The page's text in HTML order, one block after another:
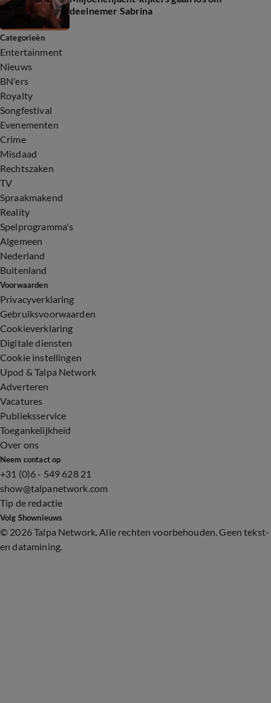
deelnemer Sabrina
Categorieën
Entertainment
Nieuws
BN'ers
Royalty
Songfestival
Evenementen
Crime
Misdaad
Rechtszaken
TV
Spraakmakend
Reality
Spelprogramma's
Algemeen
Nederland
Buitenland
Voorwaarden
Privacyverklaring
Gebruiksvoorwaarden
Cookieverklaring
Digitale diensten
Cookie instellingen
Upod & Talpa Network
Adverteren
Vacatures
Publieksservice
Toegankelijkheid
Over ons
Neem contact op
+31 (0)6 - 549 628 21
show@talpanetwork.com
Tip de redactie
Volg Shownieuws
© 2026 Talpa Network. Alle rechten voorbehouden. Geen tekst-
en datamining.